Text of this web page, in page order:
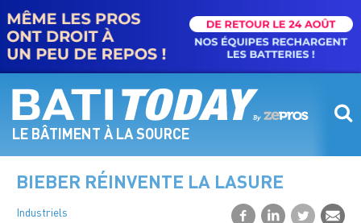
contenu
principal
LE BÂTIMENT À LA SOURCE
BIEBER RÉINVENTE LA LASURE
Industriels